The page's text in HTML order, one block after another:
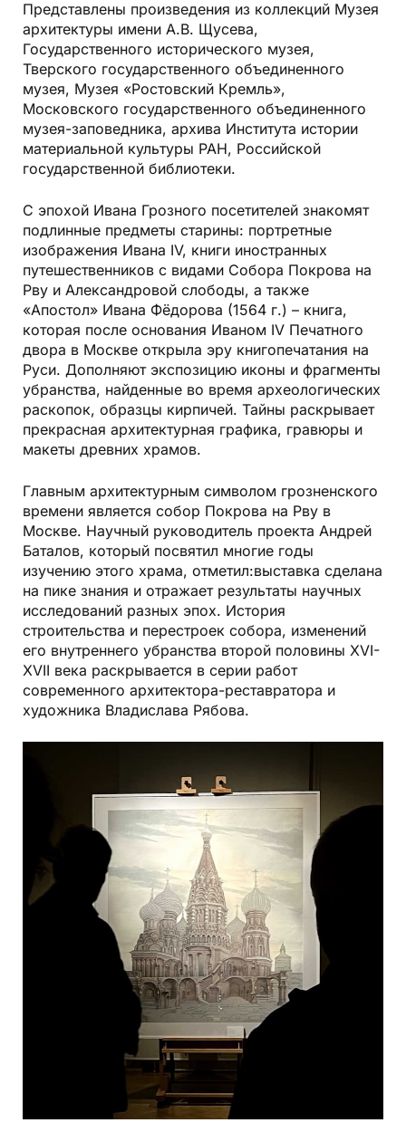
Представлены произведения из коллекций Музея
архитектуры имени А.В. Щусева,
Государственного исторического музея,
Тверского государственного объединенного
музея, Музея «Ростовский Кремль»,
Московского государственного объединенного
музея-заповедника, архива Института истории
материальной культуры РАН, Российской
государственной библиотеки.
С эпохой Ивана Грозного посетителей знакомят
подлинные предметы старины: портретные
изображения Ивана IV, книги иностранных
путешественников с видами Собора Покрова на
Рву и Александровой слободы, а также
«Апостол» Ивана Фёдорова (1564 г.) – книга,
которая после основания Иваном IV Печатного
двора в Москве открыла эру книгопечатания на
Руси. Дополняют экспозицию иконы и фрагменты
убранства, найденные во время археологических
раскопок, образцы кирпичей. Тайны раскрывает
прекрасная архитектурная графика, гравюры и
макеты древних храмов.
Главным архитектурным символом грозненского
времени является собор Покрова на Рву в
Москве. Научный руководитель проекта Андрей
Баталов, который посвятил многие годы
изучению этого храма, отметил:выставка сделана
на пике знания и отражает результаты научных
исследований разных эпох. История
строительства и перестроек собора, изменений
его внутреннего убранства второй половины XVI-
XVII века раскрывается в серии работ
современного архитектора-реставратора и
художника Владислава Рябова.